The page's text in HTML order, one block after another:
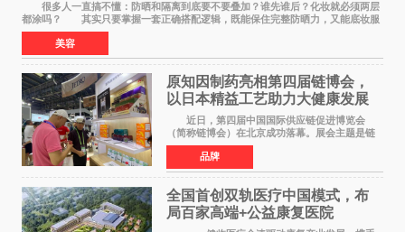
很多人一直搞不懂：防晒和隔离到底要不要叠加？谁先谁后？化妆就必须两层
都涂吗？ 其实只要掌握一套正确搭配逻辑，既能保住完整防晒力，又能底妆服
帖不搓泥、不闷痘，新手也能一次学会。
美容
原知因制药亮相第四届链博会，
以日本精益工艺助力大健康发展
近日，第四届中国国际供应链促进博览会
（简称链博会）在北京成功落幕。展会主题是链
接世界，共创未来，现场设置的6链1展区覆盖了
全产业生态。本届链博会聚焦加快培育发展新质
生产力，实物化地
品牌
全国首创双轨医疗中国模式，布
局百家高端+公益康复医院